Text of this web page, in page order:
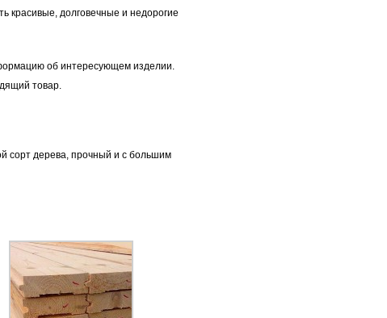
красивые, долговечные и недорогие
об интересующем изделии.
товар.
сорт дерева, прочный и с большим